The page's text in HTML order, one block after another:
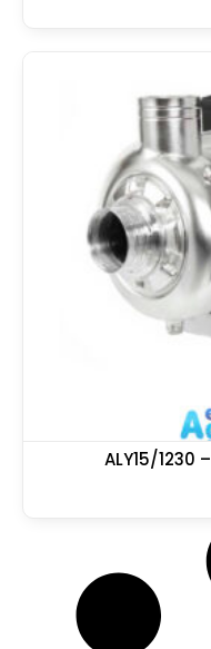
ALY15/